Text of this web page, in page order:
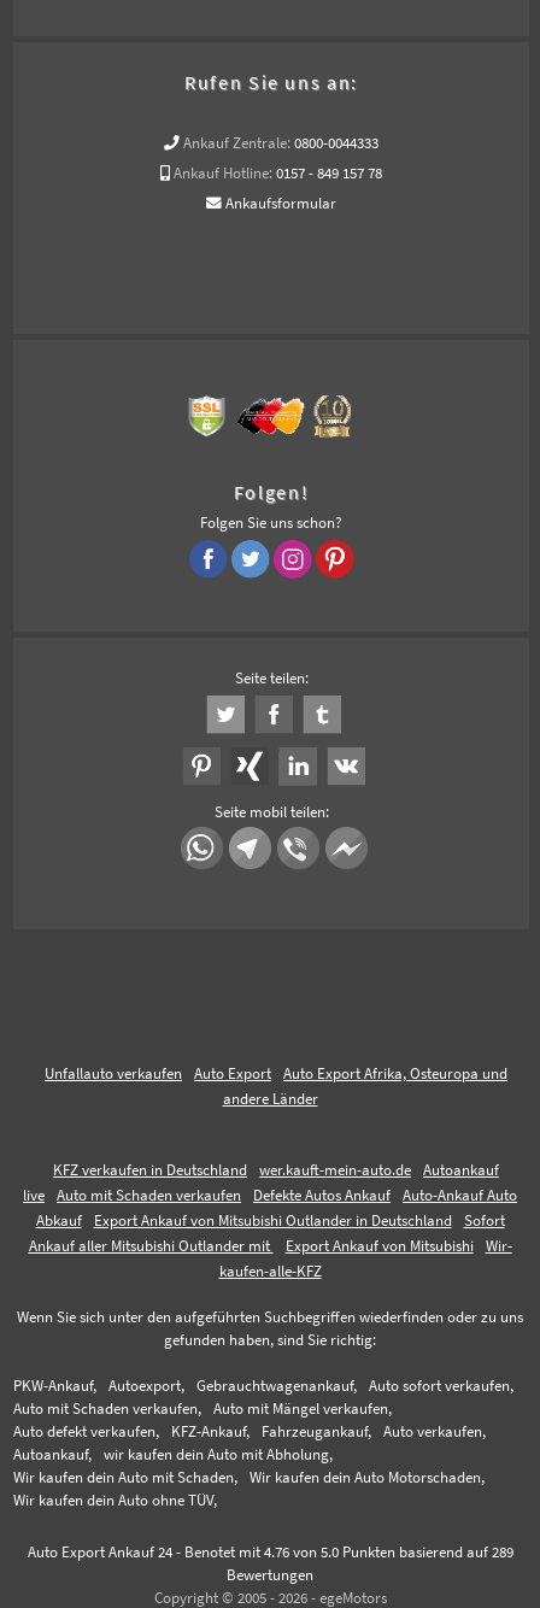
Rufen Sie uns an:
Ankauf Zentrale: 0800-0044333
Ankauf Hotline: 0157 - 849 157 78
Ankaufsformular
Folgen!
Folgen Sie uns schon?
Seite teilen:
Seite mobil teilen:
Unfallauto verkaufen Auto Export
Auto Export Afrika, Osteuropa und
andere Länder
KFZ verkaufen in Deutschland wer.kauft-mein-auto.de
Autoankauf
live
Auto mit Schaden verkaufen Defekte Autos Ankauf
Auto-Ankauf Auto
Abkauf
Export Ankauf von Mitsubishi Outlander in Deutschland
Sofort
Ankauf aller Mitsubishi Outlander mit
Export Ankauf von Mitsubishi
Wir-
kaufen-alle-KFZ
Wenn Sie sich unter den aufgeführten Suchbegriffen wiederfinden oder zu uns
gefunden haben, sind Sie richtig:
PKW-Ankauf, Autoexport, Gebrauchtwagenankauf,
Auto sofort verkaufen,
Auto mit Schaden verkaufen,
Auto mit Mängel verkaufen,
Auto defekt verkaufen,
KFZ-Ankauf, Fahrzeugankauf,
Auto verkaufen,
Autoankauf,
wir kaufen dein Auto mit Abholung,
Wir kaufen dein Auto mit Schaden,
Wir kaufen dein Auto Motorschaden,
Wir kaufen dein Auto ohne TÜV,
Auto Export Ankauf 24- Benotet mit 4.76von 5.0 Punkten basierend auf 289
Bewertungen
Copyright © 2005 - 2026 - egeMotors